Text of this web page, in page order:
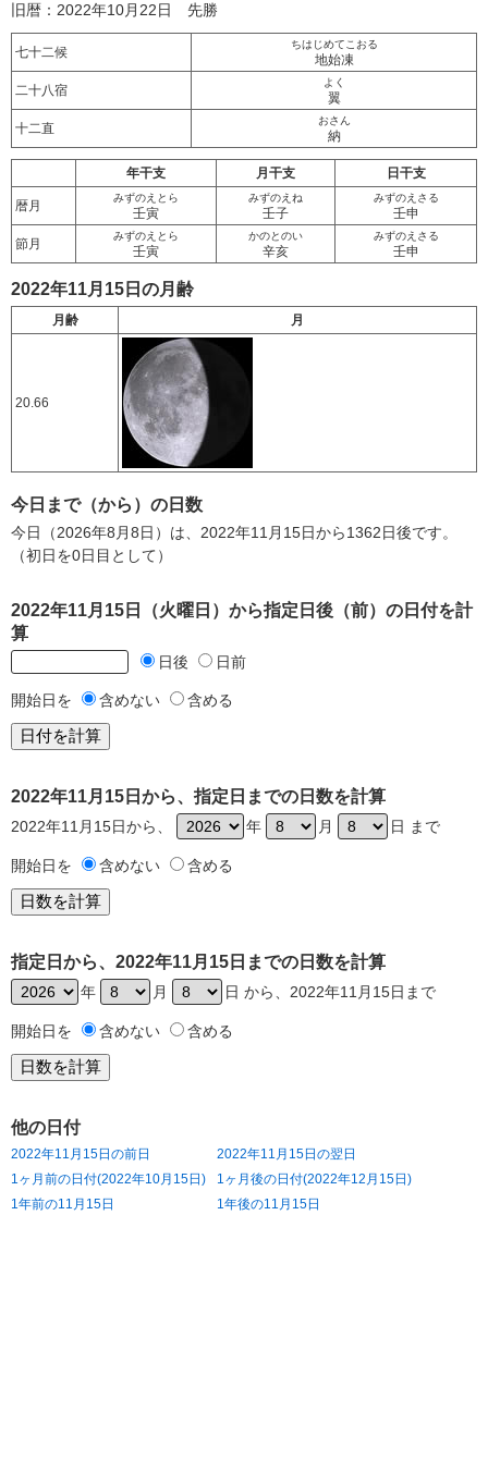
旧暦：2022年10月22日 先勝
七十二候
ちはじめてこおる
地始凍
二十八宿
よく
翼
十二直
おさん
納
年干支 月干支 日干支
暦月
みずのえとら
壬寅
みずのえね
壬子
みずのえさる
壬申
節月
みずのえとら
壬寅
かのとのい
辛亥
みずのえさる
壬申
2022年11月15日の月齢
月齢 月
20.66
今日まで（から）の日数
今日（2026年8月8日）は、2022年11月15日から1362日後です。
（初日を0日目として）
2022年11月15日（火曜日）から指定日後（前）の日付を計
算
日後 日前
開始日を 含めない 含める
2022年11月15日から、指定日までの日数を計算
2022年11月15日から、 年 月 日 まで
開始日を 含めない 含める
指定日から、2022年11月15日までの日数を計算
年 月 日 から、2022年11月15日まで
開始日を 含めない 含める
他の日付
2022年11月15日の前日
2022年11月15日の翌日
1ヶ月前の日付(2022年10月15日)
1ヶ月後の日付(2022年12月15日)
1年前の11月15日
1年後の11月15日